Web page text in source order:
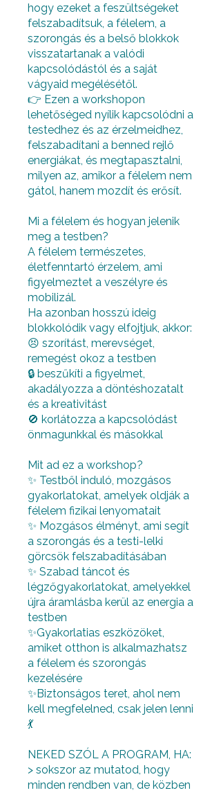
hogy ezeket a feszültségeket
felszabadítsuk, a félelem, a
szorongás és a belső blokkok
visszatartanak a valódi
kapcsolódástól és a saját
vágyaid megélésétől.
👉 Ezen a workshopon
lehetőséged nyílik kapcsolódni a
testedhez és az érzelmeidhez,
felszabadítani a benned rejlő
energiákat, és megtapasztalni,
milyen az, amikor a félelem nem
gátol, hanem mozdít és erősít.
Mi a félelem és hogyan jelenik
meg a testben?
A félelem természetes,
életfenntartó érzelem, ami
figyelmeztet a veszélyre és
mobilizál.
Ha azonban hosszú ideig
blokkolódik vagy elfojtjuk, akkor:
😣 szorítást, merevséget,
remegést okoz a testben
🔒 beszűkíti a figyelmet,
akadályozza a döntéshozatalt
és a kreativitást
🚫 korlátozza a kapcsolódást
önmagunkkal és másokkal
Mit ad ez a workshop?
✨ Testből induló, mozgásos
gyakorlatokat, amelyek oldják a
félelem fizikai lenyomatait
✨ Mozgásos élményt, ami segít
a szorongás és a testi-lelki
görcsök felszabadításában
✨ Szabad táncot és
légzőgyakorlatokat, amelyekkel
újra áramlásba kerül az energia a
testben
✨Gyakorlatias eszközöket,
amiket otthon is alkalmazhatsz
a félelem és szorongás
kezelésére
✨Biztonságos teret, ahol nem
kell megfelelned, csak jelen lenni
💃
NEKED SZÓL A PROGRAM, HA:
> sokszor az mutatod, hogy
minden rendben van, de közben